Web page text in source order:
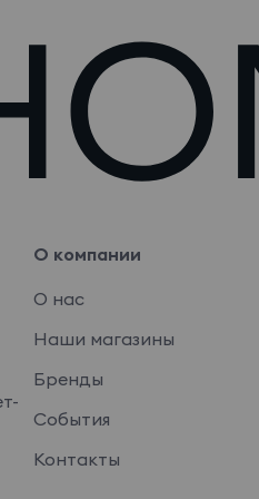
О компании
О нас
Наши магазины
Бренды
События
Контакты